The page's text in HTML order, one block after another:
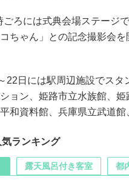
ろには式典会場ステージ
ちゃん」との記念撮影会
日には駅周辺施設でスタ
ョン、姫路市立水族館、
和資料館、兵庫県立武道館
ランキング
露天風呂付き客室 都